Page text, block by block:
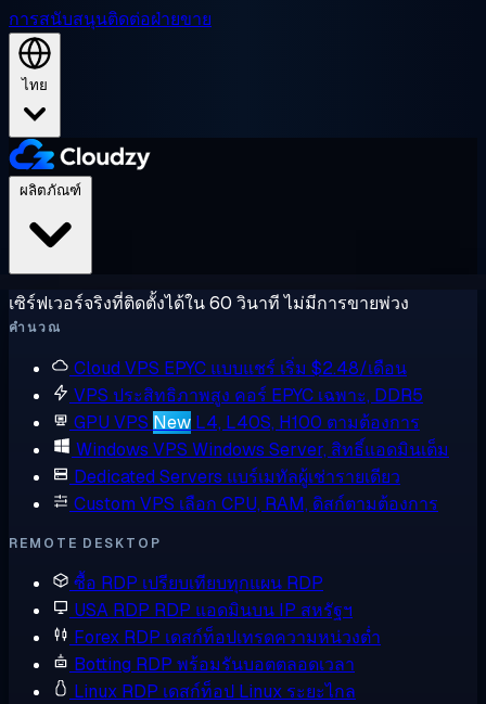
การสนับสนุนติดต่อฝ่ายขาย
ไทย
เซิร์ฟเวอร์จริงที่ติดตั้งได้ใน 60 วินาที ไม่มีการขายพ่วง
คำนวณ
Cloud VPS EPYC แบบแชร์ เริ่ม $2.48/เดือน
VPS ประสิทธิภาพสูง คอร์ EPYC เฉพาะ, DDR5
GPU VPS New L4, L40S, H100 ตามต้องการ
Windows VPS Windows Server, สิทธิ์แอดมินเต็ม
Dedicated Servers แบร์เมทัลผู้เช่ารายเดียว
Custom VPS เลือก CPU, RAM, ดิสก์ตามต้องการ
REMOTE DESKTOP
ซื้อ RDP เปรียบเทียบทุกแผน RDP
USA RDP RDP แอดมินบน IP สหรัฐฯ
Forex RDP เดสก์ท็อปเทรดความหน่วงต่ำ
Botting RDP พร้อมรันบอตตลอดเวลา
Linux RDP เดสก์ท็อป Linux ระยะไกล